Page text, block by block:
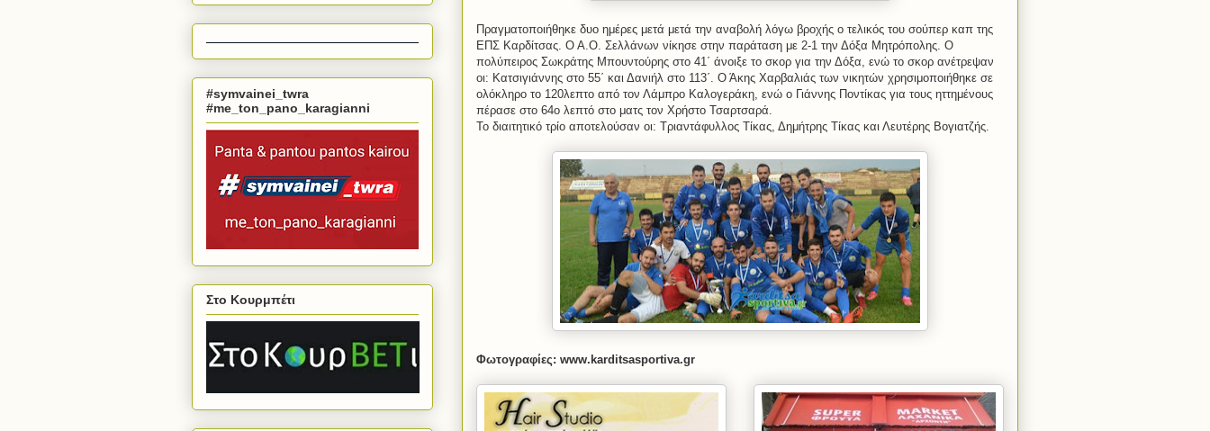
Πραγματοποιήθηκε δυο ημέρες μετά μετά την αναβολή λόγω βροχής ο τελικός του σούπερ καπ της
ΕΠΣ Καρδίτσας. Ο Α.Ο. Σελλάνων νίκησε στην παράταση με 2-1 την Δόξα Μητρόπολης. Ο
πολύπειρος Σωκράτης Μπουντούρης στο 41΄ άνοιξε το σκορ για την Δόξα, ενώ το σκορ ανέτρεψαν
οι: Κατσιγιάννης στο 55΄ και Δανιήλ στο 113΄. Ο Άκης Χαρβαλιάς των νικητών χρησιμοποιήθηκε σε
ολόκληρο το 120λεπτο από τον Λάμπρο Καλογεράκη, ενώ ο Γιάννης Ποντίκας για τους ηττημένους
πέρασε στο 64ο λεπτό στο ματς τον Χρήστο Τσαρτσαρά.
Το διαιτητικό τρίο αποτελούσαν οι: Τριαντάφυλλος Τίκας, Δημήτρης Τίκας και Λευτέρης Βογιατζής.
Φωτογραφίες: www.karditsasportiva.gr
#symvainei_twra
#me_ton_pano_karagianni
Στο Κουρμπέτι